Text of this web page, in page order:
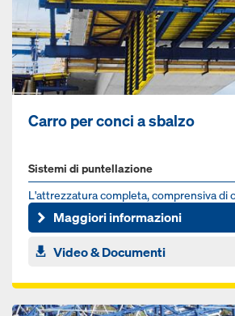
Carro per conci a sbalzo
Sistemi di puntellazione
L'attrezzatura completa, comprensiva di
Maggiori informazioni
Video & Documenti